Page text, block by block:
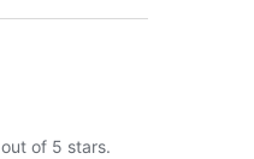
out of 5 stars.